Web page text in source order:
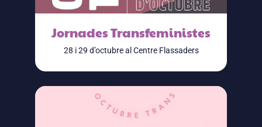
Jornades Transfeministes
28 i 29 d’octubre al Centre Flassaders